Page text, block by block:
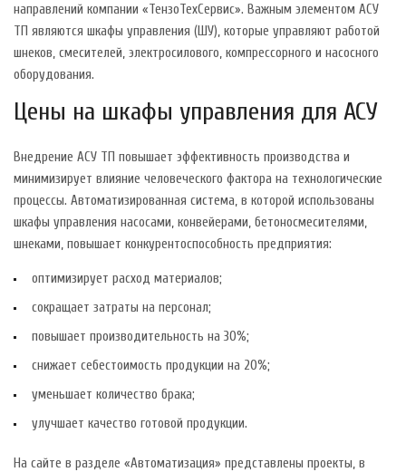
направлений компании «ТензоТехСервис». Важным элементом АСУ
ТП являются шкафы управления (ШУ), которые управляют работой
шнеков, смесителей, электросилового, компрессорного и насосного
оборудования.
Цены на шкафы управления для АСУ
Внедрение АСУ ТП повышает эффективность производства и
минимизирует влияние человеческого фактора на технологические
процессы. Автоматизированная система, в которой использованы
шкафы управления насосами, конвейерами, бетоносмесителями,
шнеками, повышает конкурентоспособность предприятия:
оптимизирует расход материалов;
сокращает затраты на персонал;
повышает производительность на 30%;
снижает себестоимость продукции на 20%;
уменьшает количество брака;
улучшает качество готовой продукции.
На сайте в разделе «Автоматизация» представлены проекты, в